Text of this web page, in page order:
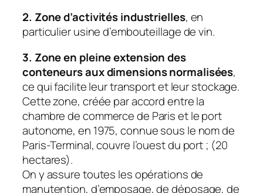
2. Zone d’activités industrielles, en
particulier usine d’embouteillage de vin.
3. Zone en pleine extension des
conteneurs aux dimensions normalisées,
ce qui facilite leur transport et leur stockage.
Cette zone, créée par accord entre la
chambre de commerce de Paris et le port
autonome, en 1975, connue sous le nom de
Paris-Terminal, couvre l’ouest du port ; (20
hectares).
On y assure toutes les opérations de
manutention, d’emposage, de déposage, de